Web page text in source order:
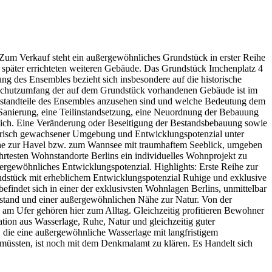
Verkauf steht ein außergewöhnliches Grundstück in erster Reihe
errichteten weiteren Gebäude. Das Grundstück Imchenplatz 4
des Ensembles bezieht sich insbesondere auf die historische
der auf dem Grundstück vorhandenen Gebäude ist im
des Ensembles anzusehen sind und welche Bedeutung dem
eine Teilinstandsetzung, eine Neuordnung der Bebauung
Eine Veränderung oder Beseitigung der Bestandsbebauung sowie
gewachsener Umgebung und Entwicklungspotenzial unter
Havel bzw. zum Wannsee mit traumhaftem Seeblick, umgeben
Wohnstandorte Berlins ein individuelles Wohnprojekt zu
Entwicklungspotenzial. Highlights: Erste Reihe zur
mit erheblichem Entwicklungspotenzial Ruhige und exklusive
sich in einer der exklusivsten Wohnlagen Berlins, unmittelbar
und einer außergewöhnlichen Nähe zur Natur. Von der
am Ufer gehören hier zum Alltag. Gleichzeitig profitieren Bewohner
aus Wasserlage, Ruhe, Natur und gleichzeitig guter
eine außergewöhnliche Wasserlage mit langfristigem
ist noch mit dem Denkmalamt zu klären. Es Handelt sich